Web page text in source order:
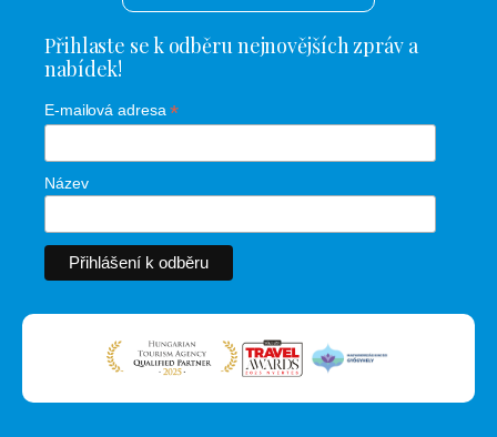
Přihlaste se k odběru nejnovějších zpráv a
nabídek!
E-mailová adresa*
Název